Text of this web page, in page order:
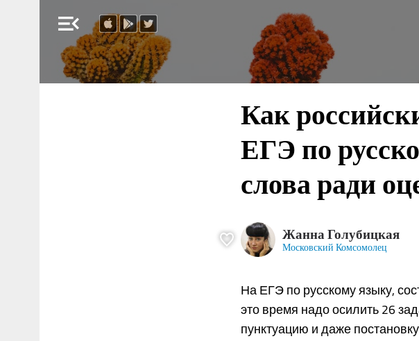
menu_open
Как
ЕГЭ по
слова ради
Жанна Голубицкая
Московский Комсомолец
На ЕГЭ по русскому языку,
это время надо осилить 26
пунктуацию и даже